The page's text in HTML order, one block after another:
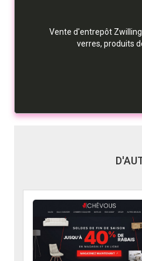
Vente d'entrepôt
verres, produits